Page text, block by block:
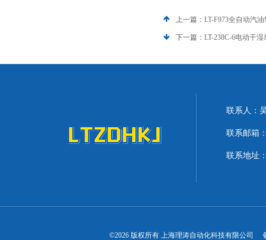
上一篇： LT-F973全自动汽
下一篇： LT-238C-6电动干
联系人：
联系邮箱
联系地址
©2026 版权所有 上海理涛自动化科技有限公司